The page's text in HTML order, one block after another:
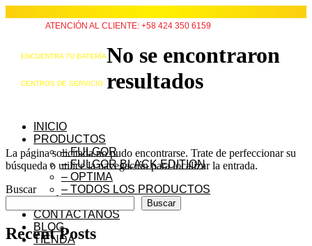
ATENCIÓN AL CLIENTE: +58 424 350 6159
ENCUENTRA TU BATERÍA
CENTROS DE SERVICIO
INICIO
PRODUCTOS
– FULGOR
– FULGOR BLACK EDITION
– OPTIMA
– TODOS LOS PRODUCTOS
CONTÁCTANOS
BLOG
TIENDA
No se encontraron
resultados
La página solicitada no pudo encontrarse. Trate de perfeccionar su
búsqueda o utilice la navegación para localizar la entrada.
Buscar
Buscar
Recent Posts